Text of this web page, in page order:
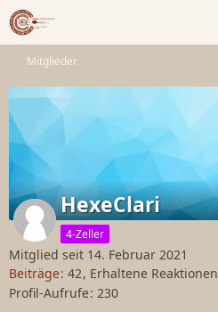
Mitglieder
HexeClari
4-Zeller
Mitglied seit 14. Februar 2021
Beiträge 42 Erhaltene Reaktionen
Profil-Aufrufe 230